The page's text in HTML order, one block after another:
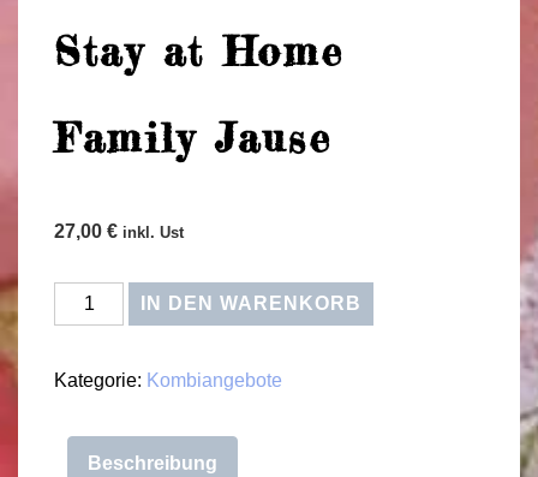
Stay at Home
Family Jause
27,00 € inkl. Ust
Stay
at
Jause
Menge
IN DEN WARENKORB
Kategorie: Kombiangebote
Beschreibung